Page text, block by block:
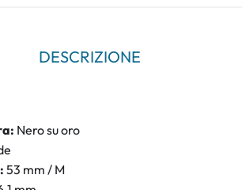
DESCRIZIONE
Nero su oro
53 mm / M